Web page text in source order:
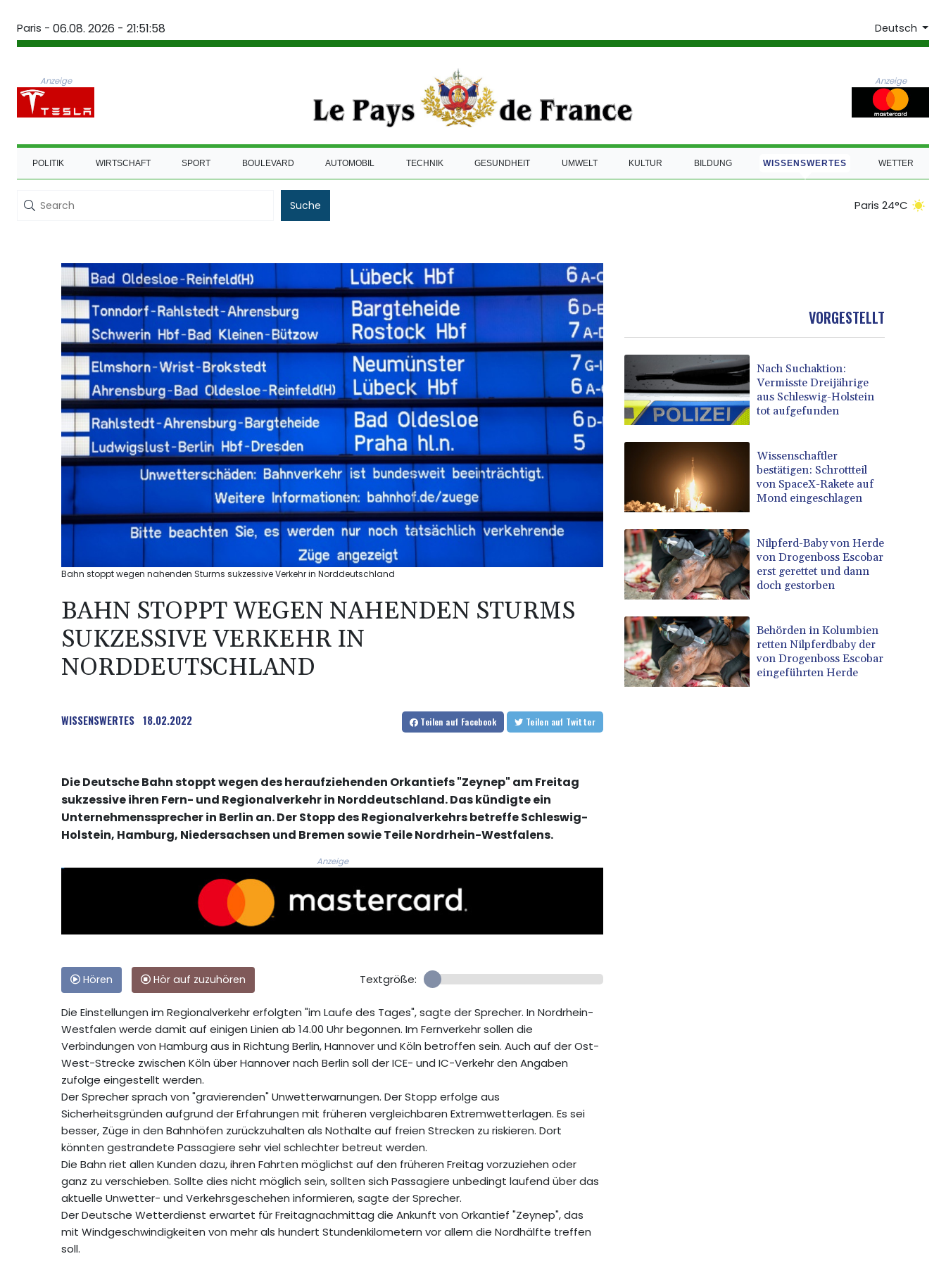
Paris - 06.08. 2026 - 21:51:58 Deutsch
Anzeige Anzeige
POLITIK WIRTSCHAFT SPORT BOULEVARD AUTOMOBIL TECHNIK GESUNDHEIT UMWELT KULTUR BILDUNG WISSENSWERTES WETTER
Suche Paris 24°C
Bahn stoppt wegen nahenden Sturms sukzessive Verkehr in Norddeutschland
BAHN STOPPT WEGEN NAHENDEN STURMS
SUKZESSIVE VERKEHR IN
NORDDEUTSCHLAND
WISSENSWERTES 18.02.2022 Teilen auf Facebook Teilen auf Twitter
Die Deutsche Bahn stoppt wegen des heraufziehenden Orkantiefs "Zeynep" am Freitag
sukzessive ihren Fern- und Regionalverkehr in Norddeutschland. Das kündigte ein
Unternehmenssprecher in Berlin an. Der Stopp des Regionalverkehrs betreffe Schleswig-
Holstein, Hamburg, Niedersachsen und Bremen sowie Teile Nordrhein-Westfalens.
Anzeige
Hören Hör auf zuzuhören Textgröße:
Die Einstellungen im Regionalverkehr erfolgten "im Laufe des Tages", sagte der Sprecher. In Nordrhein-
Westfalen werde damit auf einigen Linien ab 14.00 Uhr begonnen. Im Fernverkehr sollen die
Verbindungen von Hamburg aus in Richtung Berlin, Hannover und Köln betroffen sein. Auch auf der Ost-
West-Strecke zwischen Köln über Hannover nach Berlin soll der ICE- und IC-Verkehr den Angaben
zufolge eingestellt werden.
Der Sprecher sprach von "gravierenden" Unwetterwarnungen. Der Stopp erfolge aus
Sicherheitsgründen aufgrund der Erfahrungen mit früheren vergleichbaren Extremwetterlagen. Es sei
besser, Züge in den Bahnhöfen zurückzuhalten als Nothalte auf freien Strecken zu riskieren. Dort
könnten gestrandete Passagiere sehr viel schlechter betreut werden.
Die Bahn riet allen Kunden dazu, ihren Fahrten möglichst auf den früheren Freitag vorzuziehen oder
ganz zu verschieben. Sollte dies nicht möglich sein, sollten sich Passagiere unbedingt laufend über das
aktuelle Unwetter- und Verkehrsgeschehen informieren, sagte der Sprecher.
Der Deutsche Wetterdienst erwartet für Freitagnachmittag die Ankunft von Orkantief "Zeynep", das
mit Windgeschwindigkeiten von mehr als hundert Stundenkilometern vor allem die Nordhälfte treffen
soll.
VORGESTELLT
Nach Suchaktion:
Vermisste Dreijährige
aus Schleswig-Holstein
tot aufgefunden
Wissenschaftler
bestätigen: Schrottteil
von SpaceX-Rakete auf
Mond eingeschlagen
Nilpferd-Baby von Herde
von Drogenboss Escobar
erst gerettet und dann
doch gestorben
Behörden in Kolumbien
retten Nilpferdbaby der
von Drogenboss Escobar
eingeführten Herde